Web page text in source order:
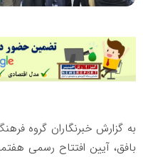
به گزارش خبرنگاران گروه
بافق، آیین افتتاح رسمی